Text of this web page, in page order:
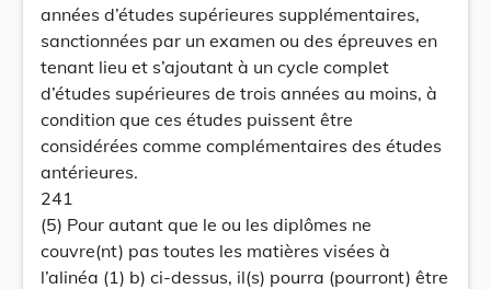
années d’études supérieures supplémentaires,
sanctionnées par un examen ou des épreuves en
tenant lieu et s’ajoutant à un cycle complet
d’études supérieures de trois années au moins, à
condition que ces études puissent être
considérées comme complémentaires des études
antérieures.
241
(5) Pour autant que le ou les diplômes ne
couvre(nt) pas toutes les matières visées à
l’alinéa (1) b) ci-dessus, il(s) pourra (pourront) être